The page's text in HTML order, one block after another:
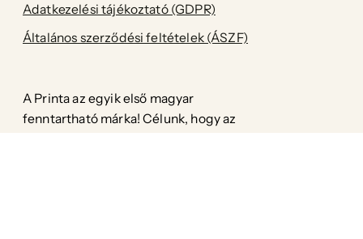
Adatkezelési tájékoztató (GDPR)
Általános szerződési feltételek (ÁSZF)
A Printa az egyik első magyar
fenntartható márka! Célunk, hogy az